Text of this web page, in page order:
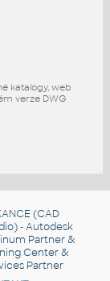
katalogy, web
verze DWG
(CAD
- Autodesk
Partner &
Center &
Partner